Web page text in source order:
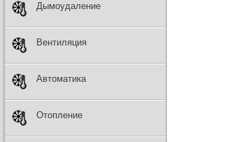
Дымоудаление
Вентиляция
Автоматика
Отопление